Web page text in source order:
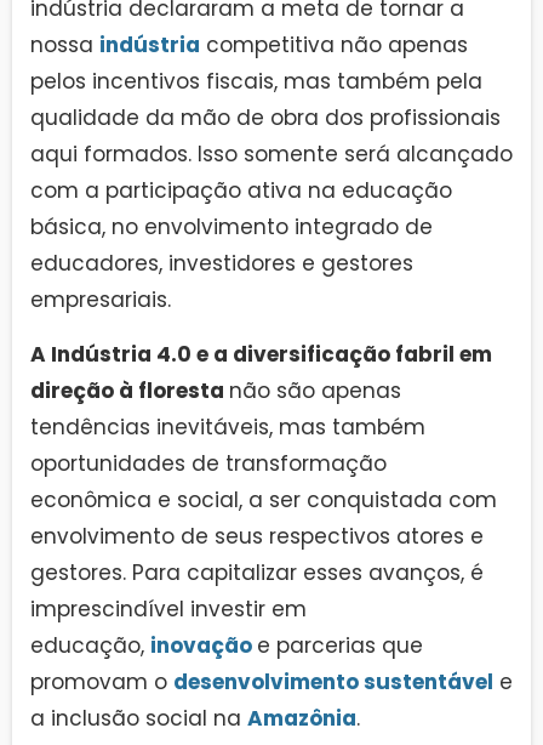
indústria declararam a meta de tornar a
nossa indústria competitiva não apenas
pelos incentivos fiscais, mas também pela
qualidade da mão de obra dos profissionais
aqui formados. Isso somente será alcançado
com a participação ativa na educação
básica, no envolvimento integrado de
educadores, investidores e gestores
empresariais.
A Indústria 4.0 e a diversificação fabril em
direção à floresta não são apenas
tendências inevitáveis, mas também
oportunidades de transformação
econômica e social, a ser conquistada com
envolvimento de seus respectivos atores e
gestores. Para capitalizar esses avanços, é
imprescindível investir em
educação, inovação e parcerias que
promovam o desenvolvimento sustentável e
a inclusão social na Amazônia.